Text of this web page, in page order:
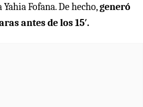
Fofana. De hecho,generó
antes de los 15′.